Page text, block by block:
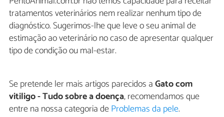
tratamentos veterinários nem realizar nenhum tipo de
diagnóstico. Sugerimos-lhe que leve o seu animal de
estimação ao veterinário no caso de apresentar qualquer
tipo de condição ou mal-estar.
Se pretende ler mais artigos parecidos aGato com
vitiligo - Tudo sobre a doença, recomendamos que
entre na nossa categoria deProblemas da pele.